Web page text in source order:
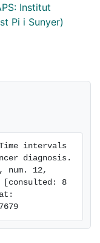
new
diagnostic
of prior
Institut
Pi i Sunyer)
Time intervals
num. 12,
[consulted: 8